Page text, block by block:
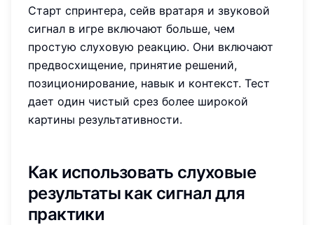
Старт спринтера, сейв вратаря и звуковой
сигнал в игре включают больше, чем
простую слуховую реакцию. Они включают
предвосхищение, принятие решений,
позиционирование, навык и контекст. Тест
дает один чистый срез более широкой
картины результативности.
Как использовать слуховые
результаты как сигнал для
практики